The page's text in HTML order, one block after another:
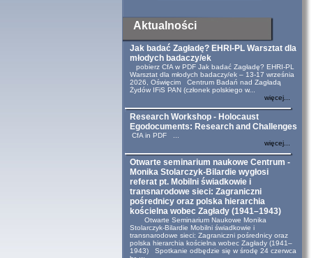
Aktualności
Jak badać Zagładę? EHRI-PL Warsztat dla
młodych badaczy/ek
pobierz CfA w PDF Jak badać Zagładę? EHRI-PL
Warsztat dla młodych badaczy/ek – 13-17 września
2026, Oświęcim Centrum Badań nad Zagładą
Żydów IFiS PAN (członek polskiego w...
więcej...
Research Workshop - Holocaust
Egodocuments: Research and Challenges
CfA in PDF ...
więcej...
Otwarte seminarium naukowe Centrum -
Monika Stolarczyk-Bilardie wygłosi
referat pt. Mobilni świadkowie i
transnarodowe sieci: Zagraniczni
pośrednicy oraz polska hierarchia
kościelna wobec Zagłady (1941–1943)
Otwarte Seminarium Naukowe Monika
Stolarczyk-Bilardie Mobilni świadkowie i
transnarodowe sieci: Zagraniczni pośrednicy oraz
polska hierarchia kościelna wobec Zagłady (1941–
1943) Spotkanie odbędzie się w środę 24 czerwca